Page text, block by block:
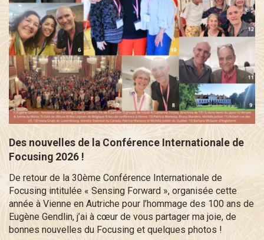
Des nouvelles de la Conférence Internationale de
Focusing 2026 !
De retour de la 30ème Conférence Internationale de
Focusing intitulée « Sensing Forward », organisée cette
année à Vienne en Autriche pour l’hommage des 100 ans de
Eugène Gendlin, j’ai à cœur de vous partager ma joie, de
bonnes nouvelles du Focusing et quelques photos !